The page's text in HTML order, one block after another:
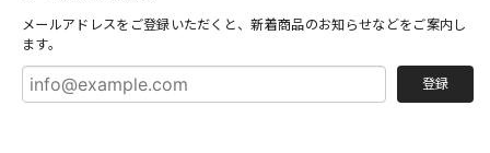
メールアドレスをご登録いただくと、新着商品のお知らせなどをご案内し
ます。
登録